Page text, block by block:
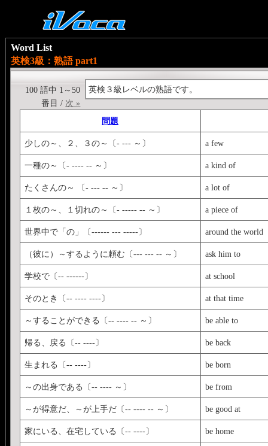
Word List
英検3級：熟語 part1
英検３級レベルの熟語です。
100 語中 1～50
番目 / 次 »
問題
少しの～、２、３の～〔- --- ～〕 a few
一種の～〔- ---- -- ～〕 a kind of
たくさんの～ 〔- --- -- ～〕 a lot of
１枚の～、１切れの～〔- ----- -- ～〕 a piece of
世界中で「の」〔------ --- -----〕 around the world
（彼に）～するように頼む〔--- --- -- ～〕 ask him to
学校で〔-- ------〕 at school
そのとき〔-- ---- ----〕 at that time
～することができる〔-- ---- -- ～〕 be able to
帰る、戻る〔-- ----〕 be back
生まれる〔-- ----〕 be born
～の出身である〔-- ---- ～〕 be from
～が得意だ、～が上手だ〔-- ---- -- ～〕 be good at
家にいる、在宅している〔-- ----〕 be home